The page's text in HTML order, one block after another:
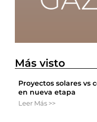
Más visto
Proyectos solares vs
en nueva etapa
Leer Más >>